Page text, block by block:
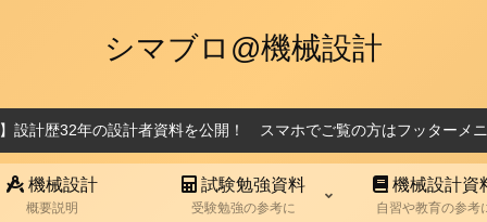
シマブロ@機械設計
設計歴32年の設計者資料を公開！ スマホでご覧の方はフッターメ
機械設計
概要説明
試験勉強資料
受験勉強の参考に
機械設計資
自習や教育の参考